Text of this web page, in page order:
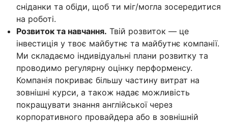
сніданки та обіди, щоб ти міг/могла зосередитися
на роботі.
Розвиток та навчання. Твій розвиток — це
інвестиція у твоє майбутнє та майбутнє компанії.
Ми складаємо індивідуальні плани розвитку та
проводимо регулярну оцінку перформенсу.
Компанія покриває більшу частину витрат на
зовнішні курси, а також надає можливість
покращувати знання англійської через
корпоративного провайдера або в зовнішній